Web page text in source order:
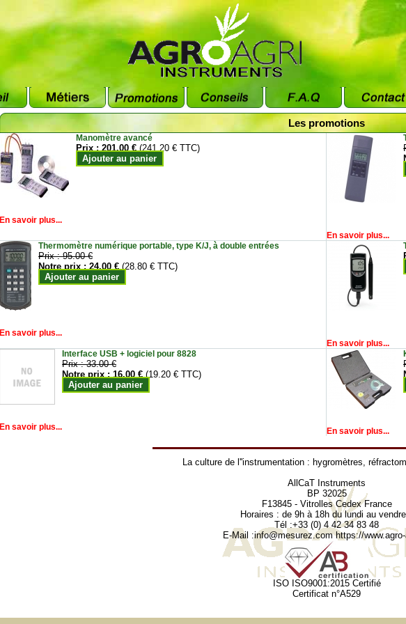
Les promotions
Manomètre avancé
Prix :201.00 € (241.20 € TTC)
Ajouter au panier
En savoir plus...
En savoir plus...
Thermomètre numérique portable, type K/J, à double entrées
Prix :95.00 €
Notre prix :24.00 € (28.80 € TTC)
Ajouter au panier
En savoir plus...
En savoir plus...
Interface USB + logiciel pour 8828
Prix :33.00 €
Notre prix :16.00 € (19.20 € TTC)
Ajouter au panier
En savoir plus... En savoir plus...
La culture de l''instrumentation : hygromètres,
AllCaT Instruments
BP 32025
F13845 - Vitrolles Cedex France
Horaires : de 9h à 18h du lundi au
Tél :+33 (0) 4 42 34 83 48
E-Mail :info@mesurez.com https://
ISO ISO9001:2015 Certifié
Certificat n°A529